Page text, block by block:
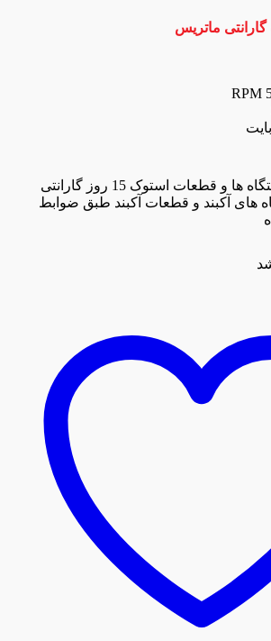
دستگاه ها و قطعات استوک 15 روز گارانتی
های آکبند و قطعات آکبند طبق ضوابط